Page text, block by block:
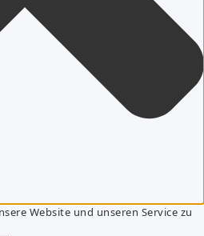
Website und unseren Service zu